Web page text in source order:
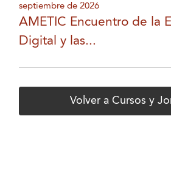
septiembre de 2026
AMETIC Encuentro de la
Digital y las...
Volver a Cursos y